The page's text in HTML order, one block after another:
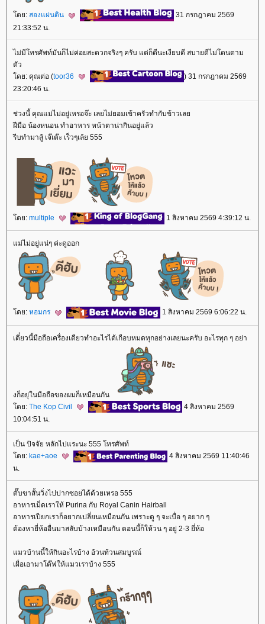
ดย: สองแผ่นดิน
31 กรกฎาคม 2569
21:33:52 น.
ไม่มีโทรศัพท์มันก็ไม่ค่อยสะดวกจริงๆ ครับ แต่ก็ดีนะเงียบดี สบายดีไม่โดนตาม
ตัว
ดย: คุณต่อ (toor36
) 31 กรกฎาคม 2569
23:20:46 น.
ช่วงนี้ คุณแม่ไม่อยู่เหรอจ๊ะ เลยไม่ยอมเข้าครัวทำกับข้าวเล
ฝีมือ น้องหนอน ทำอาหาร หน้าตาน่ากินอยู่แล้ว
รีบทำมาสู้ เจ๊เต๊ะ เร็วๆเล้ย 555
ดย: multiple 1 สิงหาคม 2569 4:39:12 น.
ม่ไม่อยู่แน่ๆ ค่ะดูออก
ดย: หอมกร 1 สิงหาคม 2569 6:06:22 น.
เดี๋ยวนี้มือถือเครื่องเดียวทำอะไรได้เกือบหมดทุกอย่างเลยนะครับ อะไรทุก ๆ อย่า
งก็อยุ่ในมือถือของผมก็เหมือนกัน
ดย: The Kop Civil
4 สิงหาคม 2569
10:04:51 น.
เป็น ปัจจัย หลักไปแระนะ 555 โทรศัพท์
ดย: kae+aoe
4 สิงหาคม 2569 11:40:46
น.
ตั๊บขาสั้นวิ่งไปปากซอยได้ด้วยเหรอ 555
อาหารเม็ดเราให้ Purina กับ Royal Canin Hairball
อาหารเปียกเราก็อยากเปลี่ยนเหมือนกัน เพราะดู ๆ จะเบื่อ ๆ อยาก ๆ
ต้องหายี่ห้ออื่นมาสลับบ้างเหมือนกัน ตอนนี้ก็ให้วน ๆ อยู่ 2-3 ยี่ห้อ
มวบ้านนี้ให้กินอะไรบ้าง อ้วนท้วนสมบูรณ์
เผื่อเอามาโด๊ฟให้แมวเราบ้าง 555